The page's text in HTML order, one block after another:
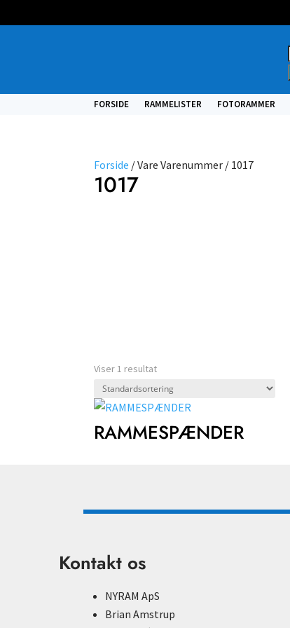
FORSIDE RAMMELISTER FOTORAMMER
Forside / Vare Varenummer / 1017
1017
Viser 1 resultat
RAMMESPÆNDER
Kontakt os
NYRAM ApS
Brian Amstrup